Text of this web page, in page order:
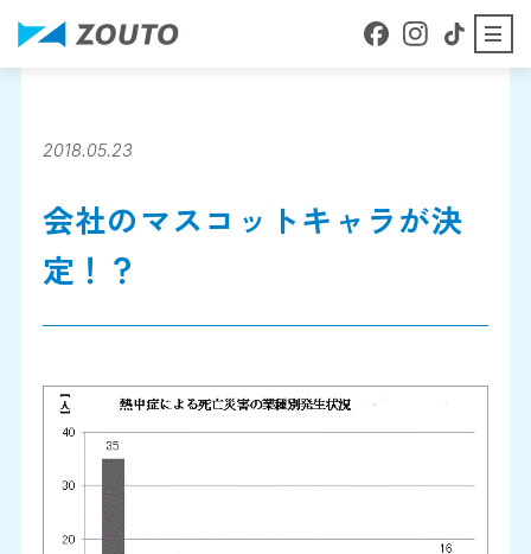
ZOUTOについて
事業内容
会社案内
2018.05.23
会社のマスコットキャラが決
定！？